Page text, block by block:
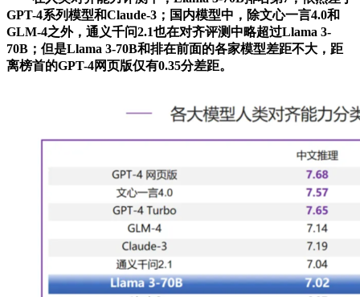
GPT-4系列模型和Claude-3；国内模型中，除文心一言4.0和
GLM-4之外，通义千问2.1也在对齐评测中略超过Llama 3-
70B；但是Llama 3-70B和排在前面的各家模型差距不大，距
离榜首的GPT-4网页版仅有0.35分差距。